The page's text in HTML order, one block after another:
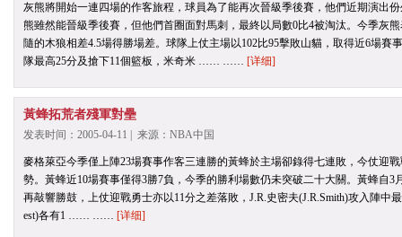
灰熊將開始一連四場的作客旅程，球員為了能再次晉級季後賽，他們近期演出
熊雖然能晉級季後賽，但他們首圈面對馬刺，最終以局數0比4被淘汰。今季灰
隨的木狼相差4.5場得勝場差。球隊上仗主場以102比95擊敗山貓，取得近6場賽
隊最高25分及搶下11個籃板，米奇米 …… …… [详细]
黃蜂拓荒者殘軍對壘
发表时间：2005-04-11 | 来源：NBA中国
麥格萊亞今季僅上陣23場賽事作客三連勝的黃蜂於主場卻錄得七連敗，今仗迎
勢。黃蜂近10場賽事僅得3勝7負，今季的勝利場數仍未突破二十大關。黃蜂自3
再敲響勝鼓，上仗迎戰勇士亦以11分之差落敗，J.R.史密夫(J.R.Smith)攻入陣中
est)各有1 …… …… [详细]